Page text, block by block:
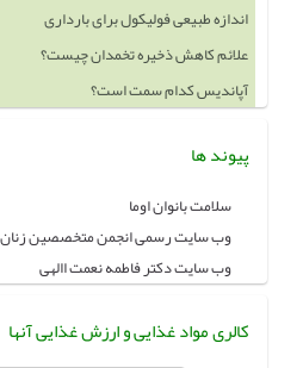
علائم کاهش ذخیره تخمدان چیست؟
آپاندیس کدام سمت است؟
خوردن چه چيزهايي باعث بزرگ شدن سينه
پیوند ها
سلامت بانوان اوما
وب سایت رسمی انجمن متخصصین زنان و
وب سایت دکتر فاطمه نعمت االهی
کالری مواد غذایی و ارزش غذایی آنها